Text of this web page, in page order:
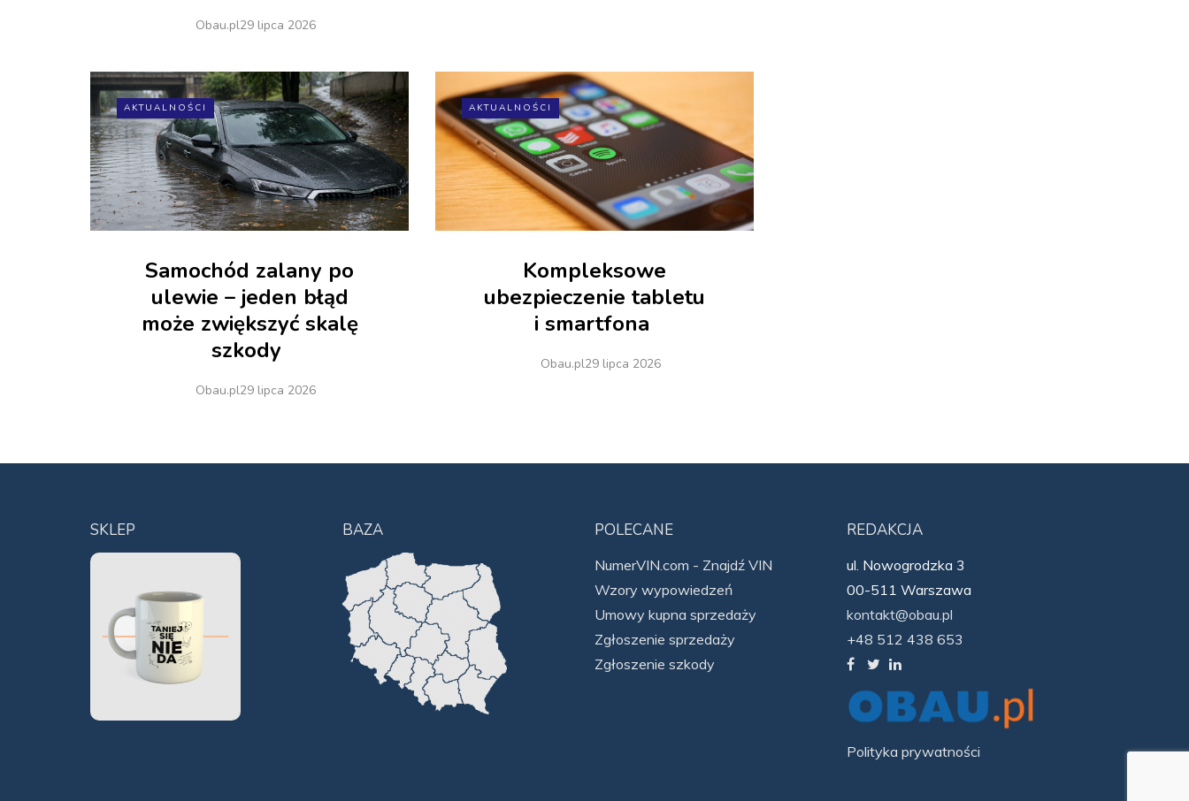
Obau.pl29 lipca 2026
AKTUALNOŚCI
Samochód zalany po
ulewie – jeden błąd
może zwiększyć skalę
szkody
Obau.pl29 lipca 2026
AKTUALNOŚCI
Kompleksowe
ubezpieczenie tabletu
i smartfona
Obau.pl29 lipca 2026
SKLEP BAZA POLECANE
NumerVIN.com - Znajdź VIN
Wzory wypowiedzeń
Umowy kupna sprzedaży
Zgłoszenie sprzedaży
Zgłoszenie szkody
REDAKCJA
ul. Nowogrodzka 3
00-511 Warszawa
kontakt@obau.pl
+48 512 438 653
Polityka prywatności